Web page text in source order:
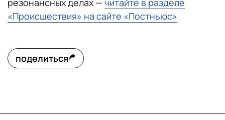
резонансных делах — читайте в разделе
«Происшествия» на сайте «Постньюс»
поделиться